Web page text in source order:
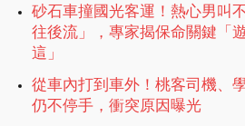
砂石車撞國光客運！熱心男叫
往後流」，專家揭保命關鍵「
這」
從車內打到車外！桃客司機、
仍不停手，衝突原因曝光